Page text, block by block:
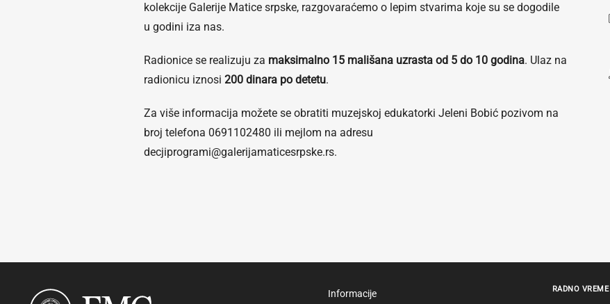
kolekcije Galerije Matice srpske, razgovaraćemo o lepim stvarima koje su se dogodile
u godini iza nas.
Radionice se realizuju za maksimalno 15 mališana uzrasta od 5 do 10 godina. Ulaz na
radionicu iznosi 200 dinara po detetu.
Za više informacija možete se obratiti muzejskoj edukatorki Jeleni Bobić pozivom na
broj telefona 0691102480 ili mejlom na adresu
decjiprogrami@galerijamaticesrpske.rs.
Informacije RADNO VREME